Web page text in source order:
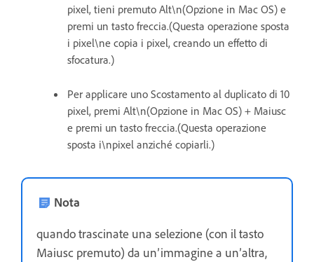
pixel, tieni premuto Alt\n(Opzione in Mac OS) e
premi un tasto freccia.(Questa operazione sposta
i pixel\ne copia i pixel, creando un effetto di
sfocatura.)
Per applicare uno Scostamento al duplicato di 10
pixel, premi Alt\n(Opzione in Mac OS) + Maiusc
e premi un tasto freccia.(Questa operazione
sposta i\npixel anziché copiarli.)
Nota
quando trascinate una selezione (con il tasto
Maiusc premuto) da un’immagine a un’altra,